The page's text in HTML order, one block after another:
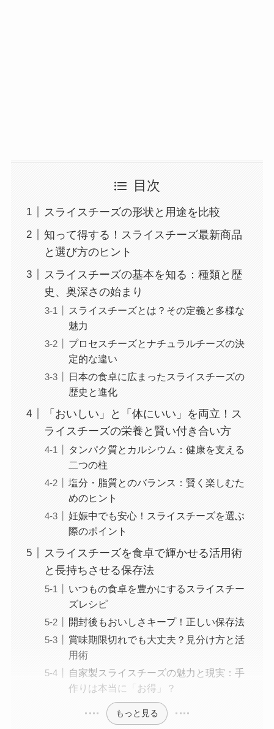
目次
スライスチーズの形状と用途を比較
知って得する！スライスチーズ最新商品
と選び方のヒント
スライスチーズの基本を知る：種類と歴
史、奥深さの始まり
スライスチーズとは？その定義と多様な
魅力
プロセスチーズとナチュラルチーズの決
定的な違い
日本の食卓に広まったスライスチーズの
歴史と進化
「おいしい」と「体にいい」を両立！ス
ライスチーズの栄養と賢い付き合い方
タンパク質とカルシウム：健康を支える
二つの柱
塩分・脂質とのバランス：賢く楽しむた
めのヒント
妊娠中でも安心！スライスチーズを選ぶ
際のポイント
スライスチーズを食卓で輝かせる活用術
と長持ちさせる保存法
いつもの食卓を豊かにするスライスチー
ズレシピ
開封後もおいしさキープ！正しい保存法
賞味期限切れでも大丈夫？見分け方と活
用術
自家製スライスチーズの魅力と現実：手
作りは本当に「お得」？
もっと見る